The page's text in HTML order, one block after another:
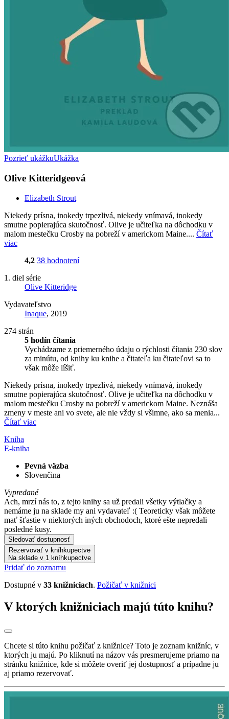
Pozrieť ukážkuUkážka
Olive Kitteridgeová
Elizabeth Strout
Niekedy prísna, inokedy trpezlivá, niekedy vnímavá, inokedy
smutne popierajúca skutočnosť. Olive je učiteľka na dôchodku v
malom mestečku Crosby na pobreží v americkom Maine.... Čítať
viac
4,2 38 hodnotení
1. diel série
Olive Kitteridge
Vydavateľstvo
Inaque, 2019
274 strán
5 hodín čítania
Vychádzame z priemerného údaju o rýchlosti čítania 230 slov
za minútu, od knihy ku knihe a čitateľa ku čitateľovi sa to
však môže líšiť.
Niekedy prísna, inokedy trpezlivá, niekedy vnímavá, inokedy
smutne popierajúca skutočnosť. Olive je učiteľka na dôchodku v
malom mestečku Crosby na pobreží v americkom Maine. Neznáša
zmeny v meste ani vo svete, ale nie vždy si všimne, ako sa menia...
Čítať viac
Kniha
E-kniha
Pevná väzba
Slovenčina
Vypredané
Ach, mrzí nás to, z tejto knihy sa už predali všetky výtlačky a
nemáme ju na sklade my ani vydavateľ :( Teoreticky však môžete
mať šťastie v niektorých iných obchodoch, ktoré ešte nepredali
posledné kusy.
Sledovať dostupnosť
Rezervovať v kníhkupectve
Na sklade v 1 kníhkupectve
Pridať do zoznamu
Dostupné v 33 knižniciach. Požičať v knižnici
V ktorých knižniciach majú túto knihu?
Chcete si túto knihu požičať z knižnice? Toto je zoznam knižníc, v
ktorých ju majú. Po kliknutí na názov vás presmerujeme priamo na
stránku knižnice, kde si môžete overiť jej dostupnosť a prípadne ju
aj priamo rezervovať.